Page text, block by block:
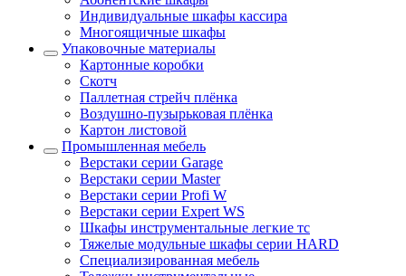
Индивидуальные шкафы кассира
Многоящичные шкафы
Упаковочные материалы
Картонные коробки
Скотч
Паллетная стрейч плёнка
Воздушно-пузырьковая плёнка
Картон листовой
Промышленная мебель
Верстаки серии Garage
Верстаки серии Master
Верстаки серии Profi W
Верстаки серии Expert WS
Шкафы инструментальные легкие тс
Тяжелые модульные шкафы серии HARD
Cпециализированная мебель